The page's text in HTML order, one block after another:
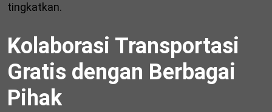
tingkatkan.
Kolaborasi Transportasi
Gratis dengan Berbagai
Pihak